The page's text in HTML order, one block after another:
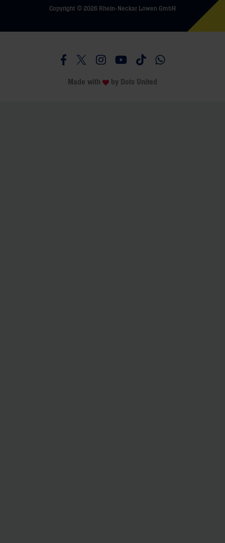
Copyright © 2026 Rhein-Neckar Löwen GmbH
Besucht uns auf Facebook
Besucht uns auf Twitter
Besucht uns auf Instagram
Besucht uns auf Youtube
Besucht uns auf
Besucht uns auf
Made with by Dots United